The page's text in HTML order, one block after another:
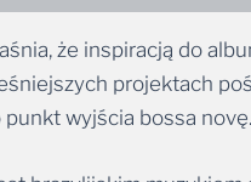
że inspiracją do
projektach
wyjścia bossa novę.